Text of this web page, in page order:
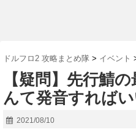
ドルフロ2 攻略まとめ隊 > イベント
【疑問】先行鯖
んて発音すれば
2021/08/10